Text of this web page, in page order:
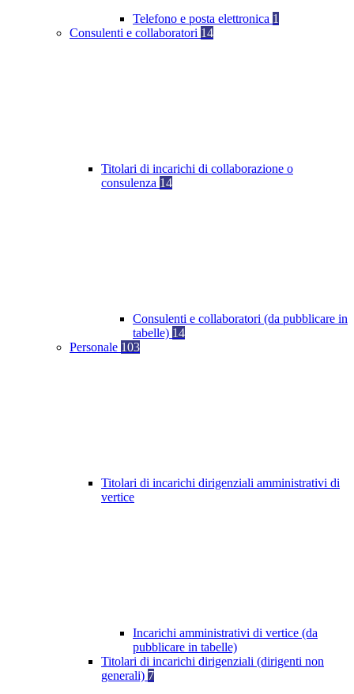
Telefono e posta elettronica 1
Consulenti e collaboratori 14
Titolari di incarichi di collaborazione o
consulenza 14
Consulenti e collaboratori (da pubblicare in
tabelle) 14
Personale 103
Titolari di incarichi dirigenziali amministrativi di
vertice
Incarichi amministrativi di vertice (da
pubblicare in tabelle)
Titolari di incarichi dirigenziali (dirigenti non
generali) 7